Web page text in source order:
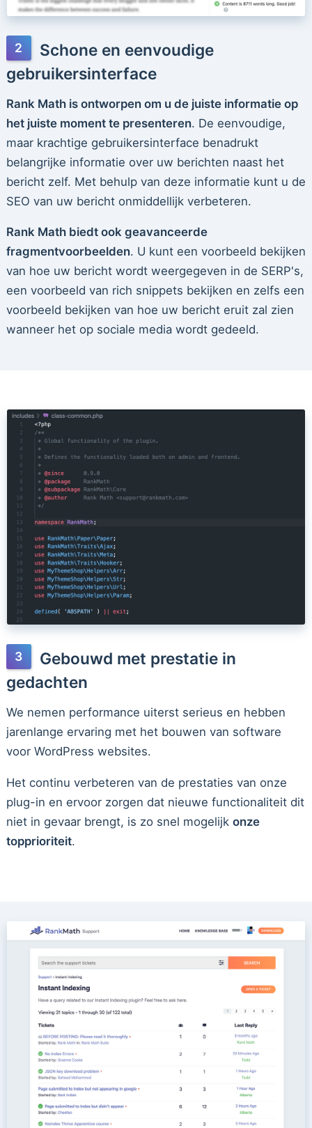
Schone en eenvoudige
gebruikersinterface
Rank Math is ontworpen om u de juiste informatie op
het juiste moment te presenteren. De eenvoudige,
maar krachtige gebruikersinterface benadrukt
belangrijke informatie over uw berichten naast het
bericht zelf. Met behulp van deze informatie kunt u de
SEO van uw bericht onmiddellijk verbeteren.
Rank Math biedt ook geavanceerde
fragmentvoorbeelden. U kunt een voorbeeld bekijken
van hoe uw bericht wordt weergegeven in de SERP's,
een voorbeeld van rich snippets bekijken en zelfs een
voorbeeld bekijken van hoe uw bericht eruit zal zien
wanneer het op sociale media wordt gedeeld.
Gebouwd met prestatie in
gedachten
We nemen performance uiterst serieus en hebben
jarenlange ervaring met het bouwen van software
voor WordPress websites.
Het continu verbeteren van de prestaties van onze
plug-in en ervoor zorgen dat nieuwe functionaliteit dit
niet in gevaar brengt, is zo snel mogelijk onze
topprioriteit.